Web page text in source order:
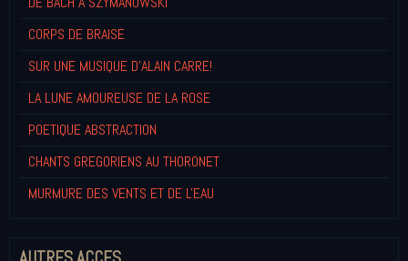
CORPS DE BRAISE
SUR UNE MUSIQUE D'ALAIN CARRE!
LA LUNE AMOUREUSE DE LA ROSE
POETIQUE ABSTRACTION
CHANTS GREGORIENS AU THORONET
MURMURE DES VENTS ET DE L'EAU